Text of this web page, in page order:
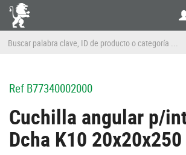
RefB77340002000
Cuchilla angular p/
Dcha K10 20x20x250